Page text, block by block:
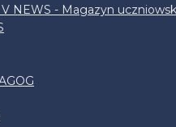
V NEWS - Magazyn